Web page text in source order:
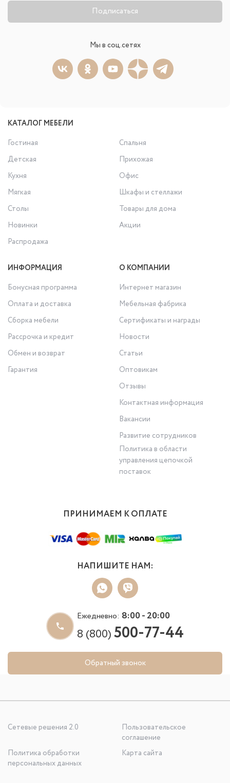
Подписаться
Мы в соц.сетях
КАТАЛОГ МЕБЕЛИ
Гостиная
Спальня
Детская
Прихожая
Кухня
Офис
Мягкая
Шкафы и стеллажи
Столы
Товары для дома
Новинки
Акции
Распродажа
ИНФОРМАЦИЯ
Бонусная программа
Оплата и доставка
Сборка мебели
Рассрочка и кредит
Обмен и возврат
Гарантия
О КОМПАНИИ
Интернет магазин
Мебельная фабрика
Сертификаты и награды
Новости
Статьи
Оптовикам
Отзывы
Контактная информация
Вакансии
Развитие сотрудников
Политика в области
управления цепочкой
поставок
ПРИНИМАЕМ К ОПЛАТЕ
НАПИШИТЕ НАМ:
Ежедневно: 8:00 - 20:00
8 (800)500-77-44
Обратный звонок
Сетевые решения 2.0
Пользовательское
соглашение
Политика обработки
персональных данных
Карта сайта